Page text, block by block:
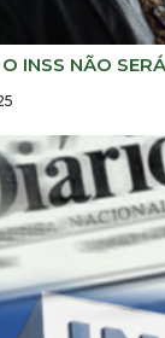
INSS NÃO